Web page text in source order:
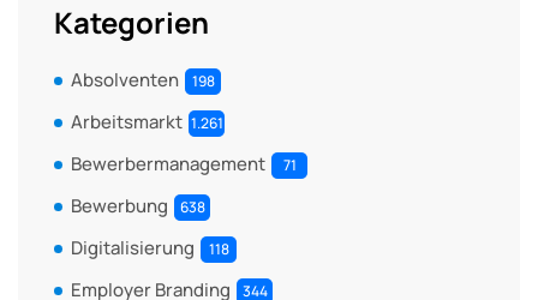
Kategorien
Absolventen 198
Arbeitsmarkt 1.261
Bewerbermanagement 71
Bewerbung 638
Digitalisierung 118
Employer Branding 344